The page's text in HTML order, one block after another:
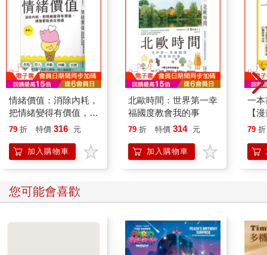
情緒價值：消除內耗，
把情緒變得有價值，跟
誰都能自在相處
79 折 特價 316 元
加入購物車
北歐時間：世界第一幸
福國度教會我的事
79 折 特價 314 元
加入購物車
一
【
行
「
學方
79 折
您可能會喜歡